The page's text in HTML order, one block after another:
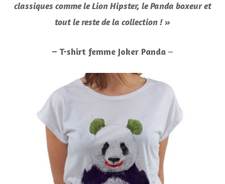
classiques comme le Lion Hipster, le Panda boxeur et
tout le reste de la collection ! »
– T-shirt femme Joker Panda –